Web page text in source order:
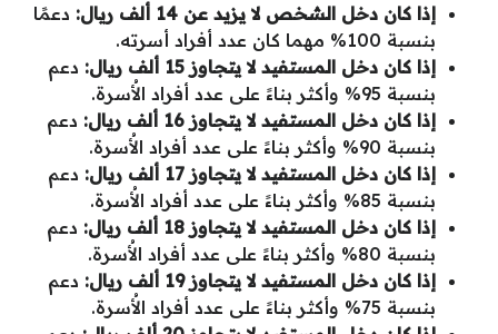
إذا كان دخل الشخص لا يزيد عن 14 ألف ريال:
دعمًا
بنسبة 100% مهما كان عدد أفراد أسرته.
إذا كان دخل المستفيد لا يتجاوز 15 ألف ريال:
دعم
بنسبة 95% وأكثر بناءََ على عدد أفراد الأُسرة.
إذا كان دخل المستفيد لا يتجاوز 16 ألف ريال:
دعم
بنسبة 90% وأكثر بناءََ على عدد أفراد الأُسرة.
إذا كان دخل المستفيد لا يتجاوز 17 ألف ريال:
دعم
بنسبة 85% وأكثر بناءََ على عدد أفراد الأُسرة.
إذا كان دخل المستفيد لا يتجاوز 18 ألف ريال:
دعم
بنسبة 80% وأكثر بناءََ على عدد أفراد الأُسرة.
إذا كان دخل المستفيد لا يتجاوز 19 ألف ريال:
دعم
بنسبة 75% وأكثر بناءََ على عدد أفراد الأُسرة.